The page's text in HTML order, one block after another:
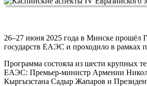
26–27 июня 2025 года в Минске прошёл
государств ЕАЭС и проходило в рамках
Программа состояла из шести крупных
ЕАЭС: Премьер-министр Армении Никол
Кыргызстана Садыр Жапаров и